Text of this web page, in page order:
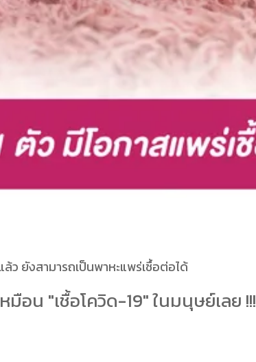
ว ยังสามารถเป็นพาหะแพร่เชื้อต่อได้
มือน "เชื้อโควิด-19" ในมนุษย์เลย !!!